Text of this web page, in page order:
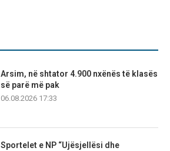
Arsim, në shtator 4.900 nxënës të klasës
së parë më pak
06.08.2026 17:33
Sportelet e NP “Ujësjellësi dhe